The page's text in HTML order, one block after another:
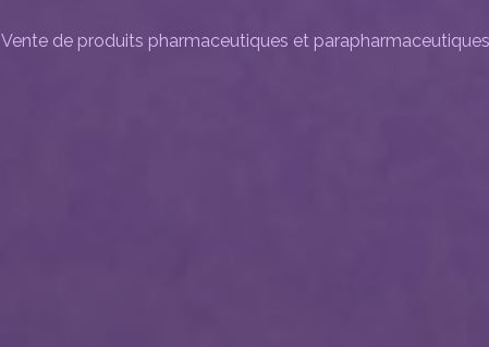
Vente de produits pharmaceutiques et parapharmaceutiques